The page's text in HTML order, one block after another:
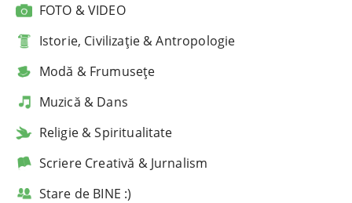
FOTO & VIDEO
Istorie, Civilizație & Antropologie
Modă & Frumusețe
Muzică & Dans
Religie & Spiritualitate
Scriere Creativă & Jurnalism
Stare de BINE :)